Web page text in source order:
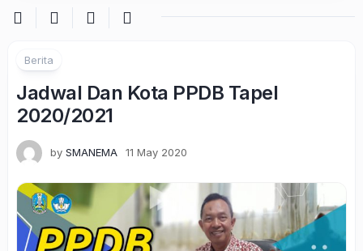
Berita
Jadwal Dan Kota PPDB Tapel
2020/2021
by SMANEMA 11 May 2020